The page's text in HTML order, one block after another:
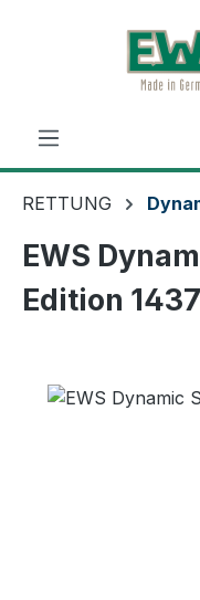
Zum Hauptinhalt
RETTUNG
EWS
Edition